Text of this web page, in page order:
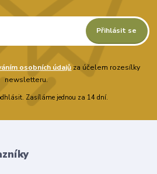
Přihlásit se
osobních údajů za účelem rozesílky
newsletteru.
Zasíláme jednou za 14 dní.